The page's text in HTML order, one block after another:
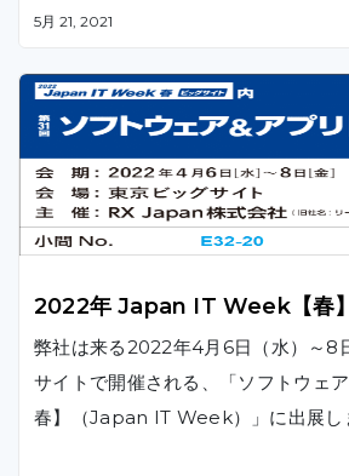
5月 21, 2021
2022年 Japan IT Week【春
弊社は来る2022年4月6日（水）～8
サイトで開催される、「ソフトウェ
春】（Japan IT Week）」に出展し